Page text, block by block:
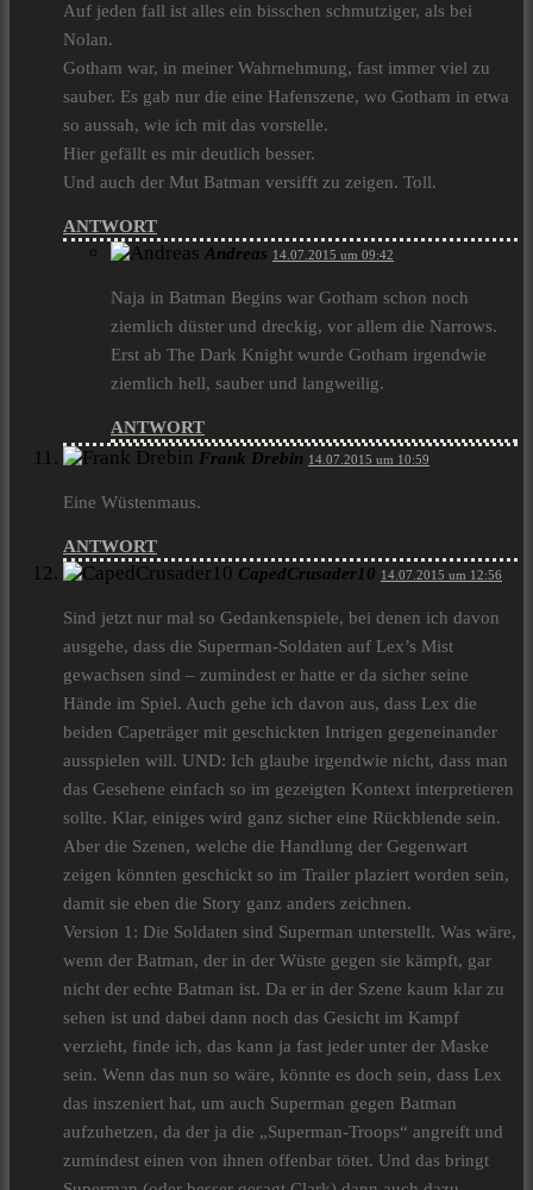
Auf jeden fall ist alles ein bisschen schmutziger, als bei
Nolan.
Gotham war, in meiner Wahrnehmung, fast immer viel zu
sauber. Es gab nur die eine Hafenszene, wo Gotham in etwa
so aussah, wie ich mit das vorstelle.
Hier gefällt es mir deutlich besser.
Und auch der Mut Batman versifft zu zeigen. Toll.
ANTWORT
Andreas 14.07.2015 um 09:42
Naja in Batman Begins war Gotham schon noch
ziemlich düster und dreckig, vor allem die Narrows.
Erst ab The Dark Knight wurde Gotham irgendwie
ziemlich hell, sauber und langweilig.
ANTWORT
Frank Drebin 14.07.2015 um 10:59
Eine Wüstenmaus.
ANTWORT
CapedCrusader10 14.07.2015 um 12:56
Sind jetzt nur mal so Gedankenspiele, bei denen ich davon
ausgehe, dass die Superman-Soldaten auf Lex’s Mist
gewachsen sind – zumindest er hatte er da sicher seine
Hände im Spiel. Auch gehe ich davon aus, dass Lex die
beiden Capeträger mit geschickten Intrigen gegeneinander
ausspielen will. UND: Ich glaube irgendwie nicht, dass man
das Gesehene einfach so im gezeigten Kontext interpretieren
sollte. Klar, einiges wird ganz sicher eine Rückblende sein.
Aber die Szenen, welche die Handlung der Gegenwart
zeigen könnten geschickt so im Trailer plaziert worden sein,
damit sie eben die Story ganz anders zeichnen.
Version 1: Die Soldaten sind Superman unterstellt. Was wäre,
wenn der Batman, der in der Wüste gegen sie kämpft, gar
nicht der echte Batman ist. Da er in der Szene kaum klar zu
sehen ist und dabei dann noch das Gesicht im Kampf
verzieht, finde ich, das kann ja fast jeder unter der Maske
sein. Wenn das nun so wäre, könnte es doch sein, dass Lex
das inszeniert hat, um auch Superman gegen Batman
aufzuhetzen, da der ja die „Superman-Troops“ angreift und
zumindest einen von ihnen offenbar tötet. Und das bringt